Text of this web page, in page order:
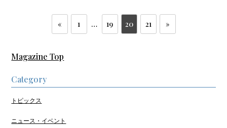
« 1 … 19 20 21 »
Magazine Top
Category
トピックス
ニュース・イベント